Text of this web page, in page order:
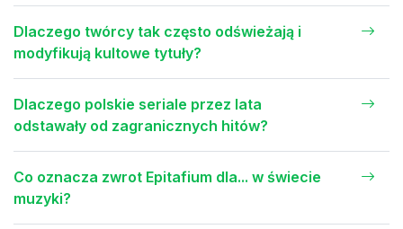
Dlaczego twórcy tak często odświeżają i
modyfikują kultowe tytuły?
Dlaczego polskie seriale przez lata
odstawały od zagranicznych hitów?
Co oznacza zwrot Epitafium dla... w świecie
muzyki?